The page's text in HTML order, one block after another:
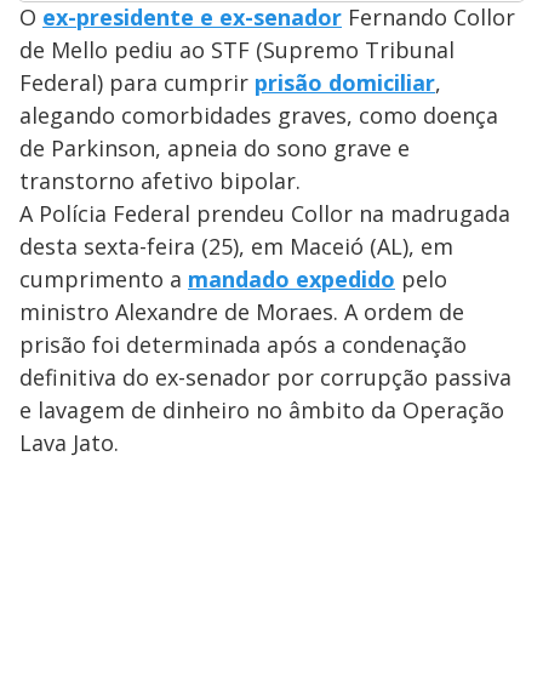
O ex-presidente e ex-senador Fernando Collor
de Mello pediu ao STF (Supremo Tribunal
Federal) para cumprir prisão domiciliar,
alegando comorbidades graves, como doença
de Parkinson, apneia do sono grave e
transtorno afetivo bipolar.
A Polícia Federal prendeu Collor na madrugada
desta sexta-feira (25), em Maceió (AL), em
cumprimento a mandado expedido pelo
ministro Alexandre de Moraes. A ordem de
prisão foi determinada após a condenação
definitiva do ex-senador por corrupção passiva
e lavagem de dinheiro no âmbito da Operação
Lava Jato.